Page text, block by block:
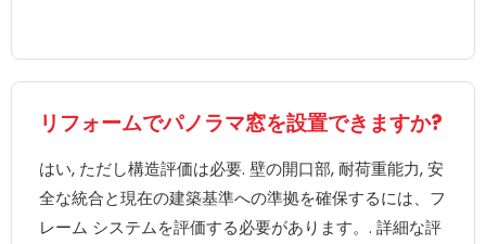
リフォームでパノラマ窓を設置できますか?
はい, ただし構造評価は必要. 壁の開口部, 耐荷重能力, 安
全な統合と現在の建築基準への準拠を確保するには、フ
レーム システムを評価する必要があります。. 詳細な評